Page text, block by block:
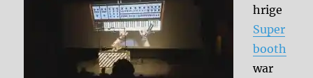
hrige
Super
booth
war